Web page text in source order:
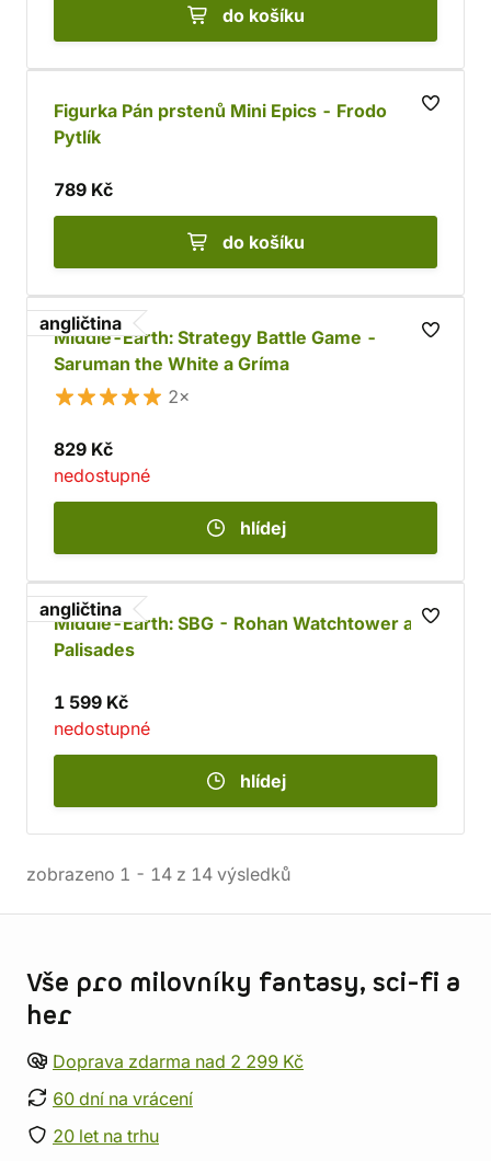
do košíku
Figurka Pán prstenů Mini Epics - Frodo
Pytlík
789 Kč
do košíku
angličtina
Middle-Earth: Strategy Battle Game -
Saruman the White a Gríma
2×
829 Kč
nedostupné
hlídej
angličtina
Middle-Earth: SBG - Rohan Watchtower and
Palisades
1 599 Kč
nedostupné
hlídej
zobrazeno 1 - 14 z 14 výsledků
Vše pro milovníky fantasy, sci-fi a
her
Doprava zdarma nad 2 299 Kč
60 dní na vrácení
20 let na trhu